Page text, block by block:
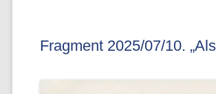
Fragment 2025/07/10.